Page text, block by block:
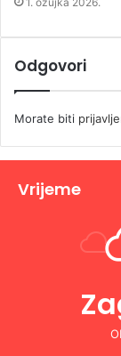
Odgovori
Morate biti
Vrijeme